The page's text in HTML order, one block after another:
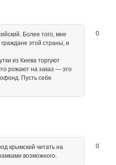
0
Более того, мне
этой страны, и
из Киева торгуют
рожают на заказ — это
Пусть себе
0
крымский читать на
возможного.